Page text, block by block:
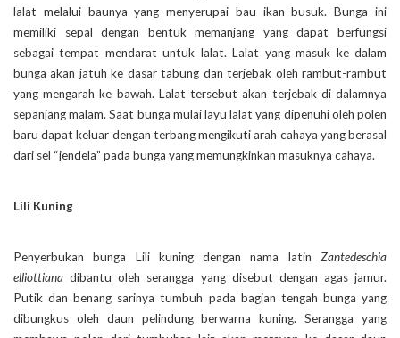
lalat melalui baunya yang menyerupai bau ikan busuk. Bunga ini
memiliki sepal dengan bentuk memanjang yang dapat berfungsi
sebagai tempat mendarat untuk lalat. Lalat yang masuk ke dalam
bunga akan jatuh ke dasar tabung dan terjebak oleh rambut-rambut
yang mengarah ke bawah. Lalat tersebut akan terjebak di dalamnya
sepanjang malam. Saat bunga mulai layu lalat yang dipenuhi oleh polen
baru dapat keluar dengan terbang mengikuti arah cahaya yang berasal
dari sel “jendela” pada bunga yang memungkinkan masuknya cahaya.
Lili Kuning
Penyerbukan bunga Lili kuning dengan nama latin Zantedeschia
elliottianadibantu oleh serangga yang disebut dengan agas jamur.
Putik dan benang sarinya tumbuh pada bagian tengah bunga yang
dibungkus oleh daun pelindung berwarna kuning. Serangga yang